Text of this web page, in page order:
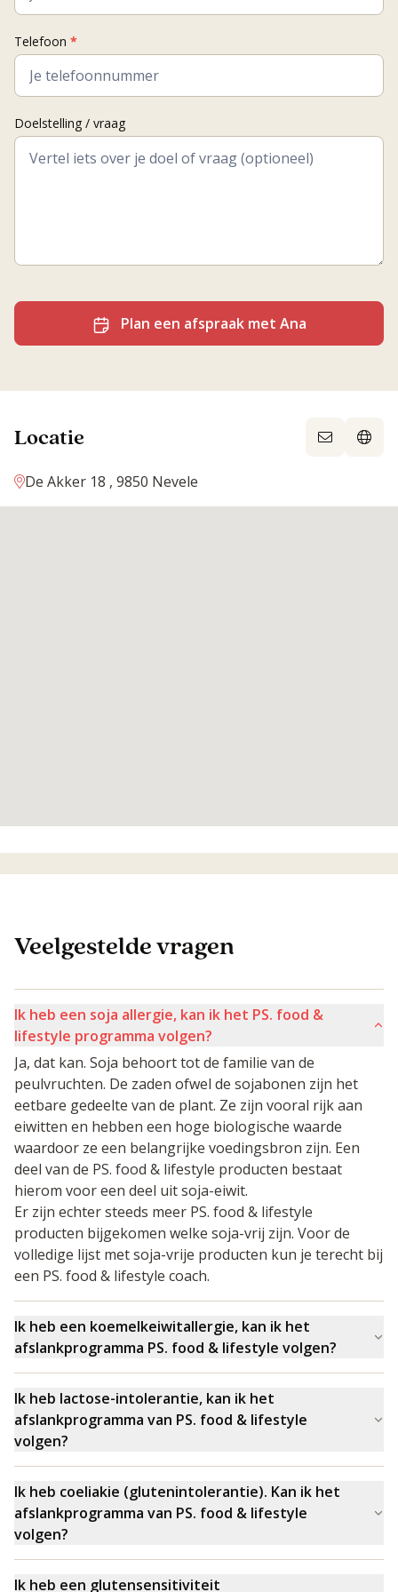
Telefoon *
Doelstelling / vraag
Plan een afspraak met Ana
Locatie
De Akker 18 , 9850 Nevele
Veelgestelde vragen
Ik heb een soja allergie, kan ik het PS. food &
lifestyle programma volgen?
Ja, dat kan. Soja behoort tot de familie van de
peulvruchten. De zaden ofwel de sojabonen zijn het
eetbare gedeelte van de plant. Ze zijn vooral rijk aan
eiwitten en hebben een hoge biologische waarde
waardoor ze een belangrijke voedingsbron zijn. Een
deel van de PS. food & lifestyle producten bestaat
hierom voor een deel uit soja-eiwit.
Er zijn echter steeds meer PS. food & lifestyle
producten bijgekomen welke soja-vrij zijn. Voor de
volledige lijst met soja-vrije producten kun je terecht bij
een PS. food & lifestyle coach.
Ik heb een koemelkeiwitallergie, kan ik het
afslankprogramma PS. food & lifestyle volgen?
Koemelkallergie is een abnormale reactie van het
afweersysteem op het eiwit in koemelk. Het
afweersysteem ziet de eiwitten in de melk onterecht als
schadelijk voor het lichaam en doet een aanval om ze af
te weren. Deze reacties van het afweersysteem kunnen
heel verschillend zijn. Bijna alle producten van PS. food
& lifestyle bevatten melkeiwitten, het is daarom helaas
niet mogelijk om het programma te volgen.
koemelkeiwitallergie wordt vaak verward met een
lactose intolerantie. Hierbij is men niet allergisch voor
Ik heb lactose-intolerantie, kan ik het
afslankprogramma van PS. food & lifestyle
volgen?
Ja, de meeste mensen met lactose-intolerantie kunnen
de producten van PS. food & lifestyle goed verdragen.
Lactose is een melksuiker en dit komt slechts in zeer
kleine mate voor in de PS. food & lifestyle producten.
De hoeveelheid lactose die lactose-intoleranten
Ik heb coeliakie (glutenintolerantie). Kan ik het
afslankprogramma van PS. food & lifestyle
volgen?
Mensen met coeliakie kunnen gluten niet verdragen.
Gluten is een eiwit dat voorkomt in granen zoals tarwe,
Ik heb een glutensensitiviteit